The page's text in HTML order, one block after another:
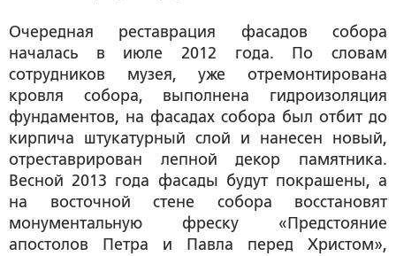
Очередная реставрация фасадов собора
началась в июле 2012 года. По словам
сотрудников музея, уже отремонтирована
кровля собора, выполнена гидроизоляция
фундаментов, на фасадах собора был отбит до
кирпича штукатурный слой и нанесен новый,
отреставрирован лепной декор памятника.
Весной 2013 года фасады будут покрашены, а
на восточной стене собора восстановят
монументальную фреску «Предстояние
апостолов Петра и Павла перед Христом»,